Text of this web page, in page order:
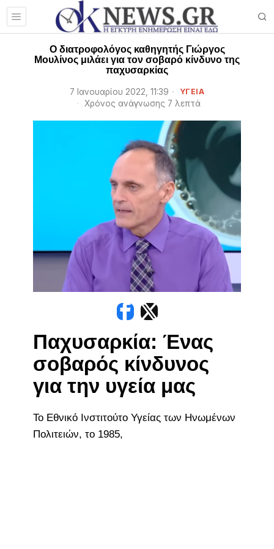
Ο διατροφολόγος καθηγητής Γιώργος
Μουλίνος μιλάει για τον σοβαρό κίνδυνο της
παχυσαρκίας
7 Ιανουαρίου 2022, 11:39 ΥΓΕΙΑ
Χρόνος ανάγνωσης 7 λεπτά
Παχυσαρκία: Ένας
σοβαρός κίνδυνος
για την υγεία μας
Το Εθνικό Ινστιτούτο Υγείας των Ηνωμένων
Πολιτειών, το 1985,